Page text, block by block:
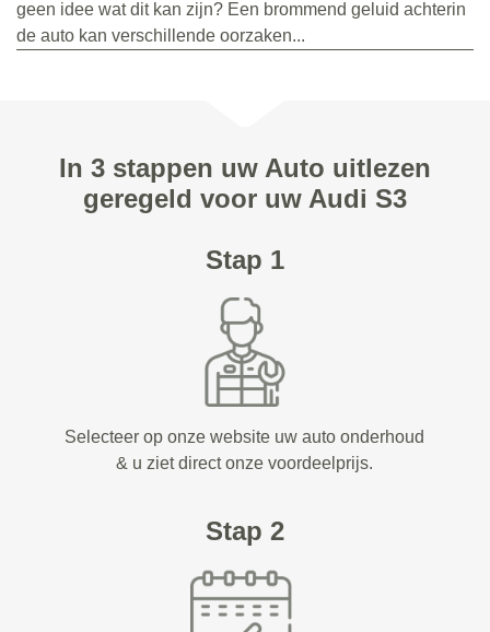
geen idee wat dit kan zijn? Een brommend geluid achterin
de auto kan verschillende oorzaken...
In 3 stappen uw Auto uitlezen
geregeld voor uw Audi S3
Stap 1
Selecteer op onze website uw auto onderhoud
& u ziet direct onze voordeelprijs.
Stap 2